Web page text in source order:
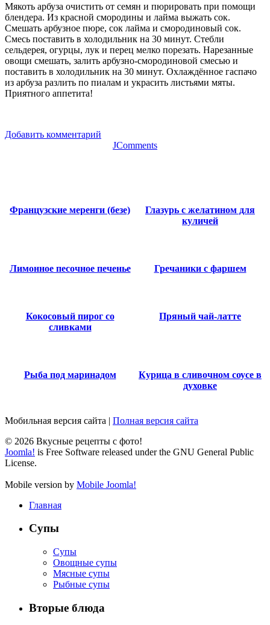
Мякоть арбуза очистить от семян и пюрировать при помощи
блендера. Из красной смородины и лайма выжать сок.
Смешать арбузное пюре, сок лайма и смородиновый сок.
Смесь поставить в холодильник на 30 минут. Стебли
сельдерея, огурцы, лук и перец мелко порезать. Нарезанные
овощи смешать, залить арбузно-смородиновой смесью и
поставить в холодильник на 30 минут. Охлаждённое гаспачо
из арбуза разлить по пиалам и украсить листьями мяты.
Приятного аппетита!
Добавить комментарий
JComments
Французские меренги (безе)
Глазурь с желатином для
куличей
Лимонное песочное печенье Гречаники с фаршем
Кокосовый пирог со
сливками
Пряный чай-латте
Рыба под маринадом
Курица в сливочном соусе в
духовке
Мобильная версия сайта | Полная версия сайта
© 2026 Вкусные рецепты с фото!
Joomla! is Free Software released under the GNU General Public
License.
Mobile version by Mobile Joomla!
Главная
Супы
Супы
Овощные супы
Мясные супы
Рыбные супы
Вторые блюда